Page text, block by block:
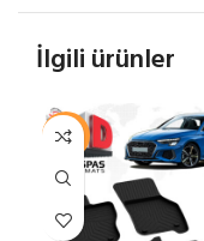
İlgili ürünler
-29%